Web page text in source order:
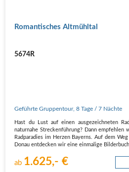
Romantisches Altmühltal
5674R
Geführte Gruppentour,8 Tage / 7 Nächte
Hast du Lust auf einen ausgezeichneten
naturnahe Streckenführung? Dann empfehlen
Radparadies im Herzen Bayerns. Auf dem
Donau entdecken wir eine einmalige
ab 1.625,- €